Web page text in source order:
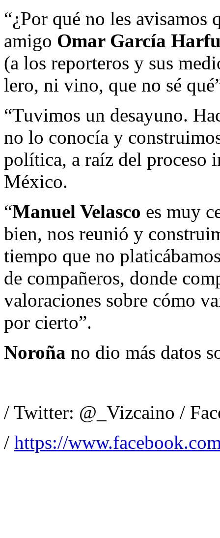
“¿Por qué no les
amigo Omar García
(a los reporteros y sus
lero, ni vino, que no sé
“Tuvimos un desayuno.
no lo conocía y
política, a raíz del proceso
México.
“Manuel Velasco es muy
bien, nos reunió y
tiempo que no
de compañeros, donde
valoraciones sobre cómo
por cierto”.
Noroña no dio más datos
/ Twitter: @_Vizcaino /
/ https://